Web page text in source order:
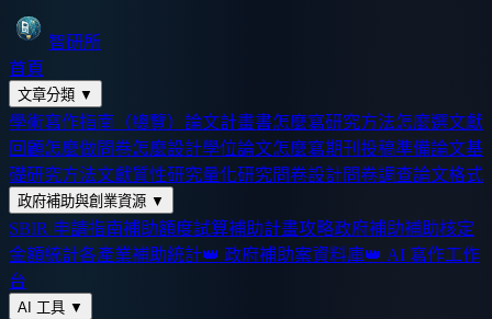
智研所
首頁
文章分類 ▼
學術寫作指南（總覽） 論文計畫書怎麼寫研究方法怎麼選文獻
回顧怎麼做問卷怎麼設計學位論文怎麼寫期刊投稿準備論文基
礎研究方法文獻質性研究量化研究問卷設計問卷調查論文格式
政府補助與創業資源 ▼
SBIR 申請指南補助額度試算補助計畫攻略政府補助補助核定
金額統計各產業補助統計👑 政府補助案資料庫👑 AI 寫作工作
台
AI 工具 ▼